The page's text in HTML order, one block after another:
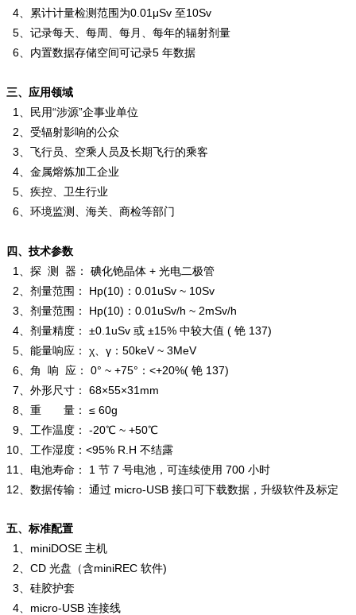
4、累计计量检测范围为0.01μSv 至10Sv
5、记录每天、每周、每月、每年的辐射剂量
6、内置数据存储空间可记录5 年数据
三、应用领域
1、民用“涉源”企事业单位
2、受辐射影响的公众
3、飞行员、空乘人员及长期飞行的乘客
4、金属熔炼加工企业
5、疾控、卫生行业
6、环境监测、海关、商检等部门
四、技术参数
1、探 测 器： 碘化铯晶体 + 光电二极管
2、剂量范围： Hp(10)：0.01uSv ~ 10Sv
3、剂量范围： Hp(10)：0.01uSv/h ~ 2mSv/h
4、剂量精度： ±0.1uSv 或 ±15% 中较大值 ( 铯 137)
5、能量响应： χ、γ：50keV ~ 3MeV
6、角 响 应： 0° ~ +75°：<+20%( 铯 137)
7、外形尺寸： 68×55×31mm
8、重 量： ≤ 60g
9、工作温度： -20℃ ~ +50℃
10、工作湿度：<95% R.H 不结露
11、电池寿命： 1 节 7 号电池，可连续使用 700 小时
12、数据传输： 通过 micro-USB 接口可下载数据，升级软件及标定
五、标准配置
1、miniDOSE 主机
2、CD 光盘（含miniREC 软件)
3、硅胶护套
4、micro-USB 连接线